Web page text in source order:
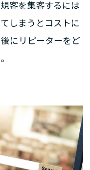
客を集客するには
しまうとコストに
にリピーターをど